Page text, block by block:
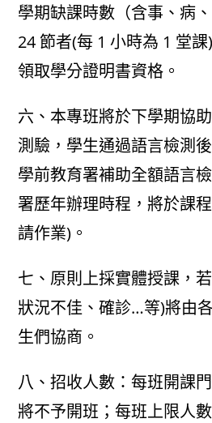
學期缺課時數（含事、病
24 節者(每 1 小時為 1 堂
領取學分證明書資格。
六、本專班將於下學期協
測驗，學生通過語言檢測
學前教育署補助全額語言
署歷年辦理時程，將於課
請作業)。
七、原則上採實體授課，
狀況不佳、確診…等)將由
生們協商。
八、招收人數：每班開課
將不予開班；每班上限人